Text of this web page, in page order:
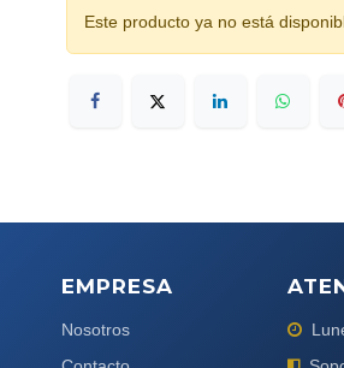
Este producto ya no está
EMPRESA
Nosotros